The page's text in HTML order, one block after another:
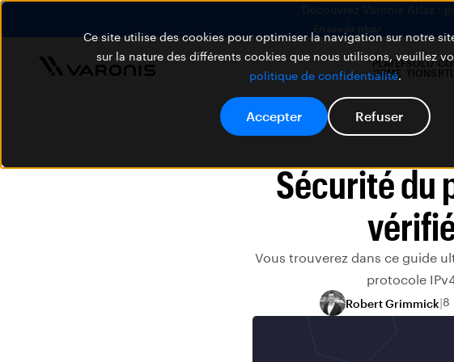
Ce site utilise des cookies pour optimiser la navigation sur notre
sur la nature des différents cookies que nous utilisons, veuillez
politique de confidentialité.
Accepter Refuser
Découvrez Varonis Atlas :
En savoir plus
PLATEF
ORME
SOLU
TIONS
Sécurité du
Vous trouverez dans ce guide
protocole
Robert Grimmick 8